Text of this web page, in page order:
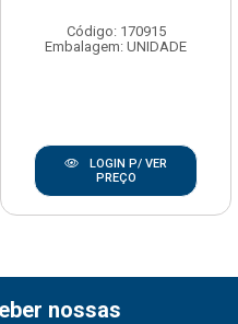
Código: 170915
Embalagem: UNIDADE
LOGIN P/ VER
PREÇO
nossas